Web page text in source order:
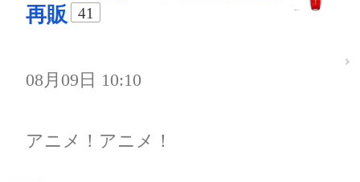
再販
41
08月09日 10:10
アニメ！アニメ！